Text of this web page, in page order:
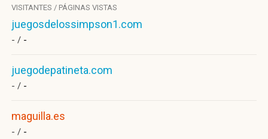
VISITANTES / PÁGINAS VISTAS
juegosdelossimpson1.com
- / -
juegodepatineta.com
- / -
maguilla.es
- / -